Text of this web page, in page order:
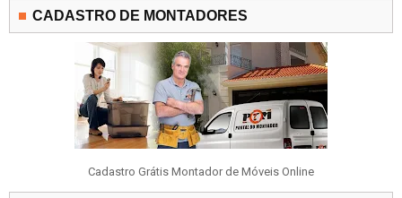
CADASTRO DE MONTADORES
Cadastro Grátis Montador de Móveis Online